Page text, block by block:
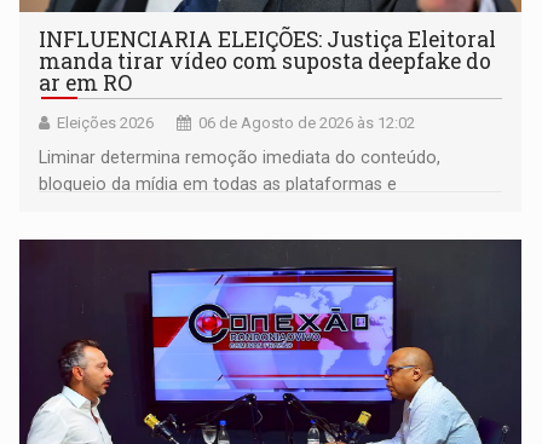
INFLUENCIARIA ELEIÇÕES: Justiça Eleitoral
manda tirar vídeo com suposta deepfake do
ar em RO
Eleições 2026 06 de Agosto de 2026 às 12:02
Liminar determina remoção imediata do conteúdo,
bloqueio da mídia em todas as plataformas e